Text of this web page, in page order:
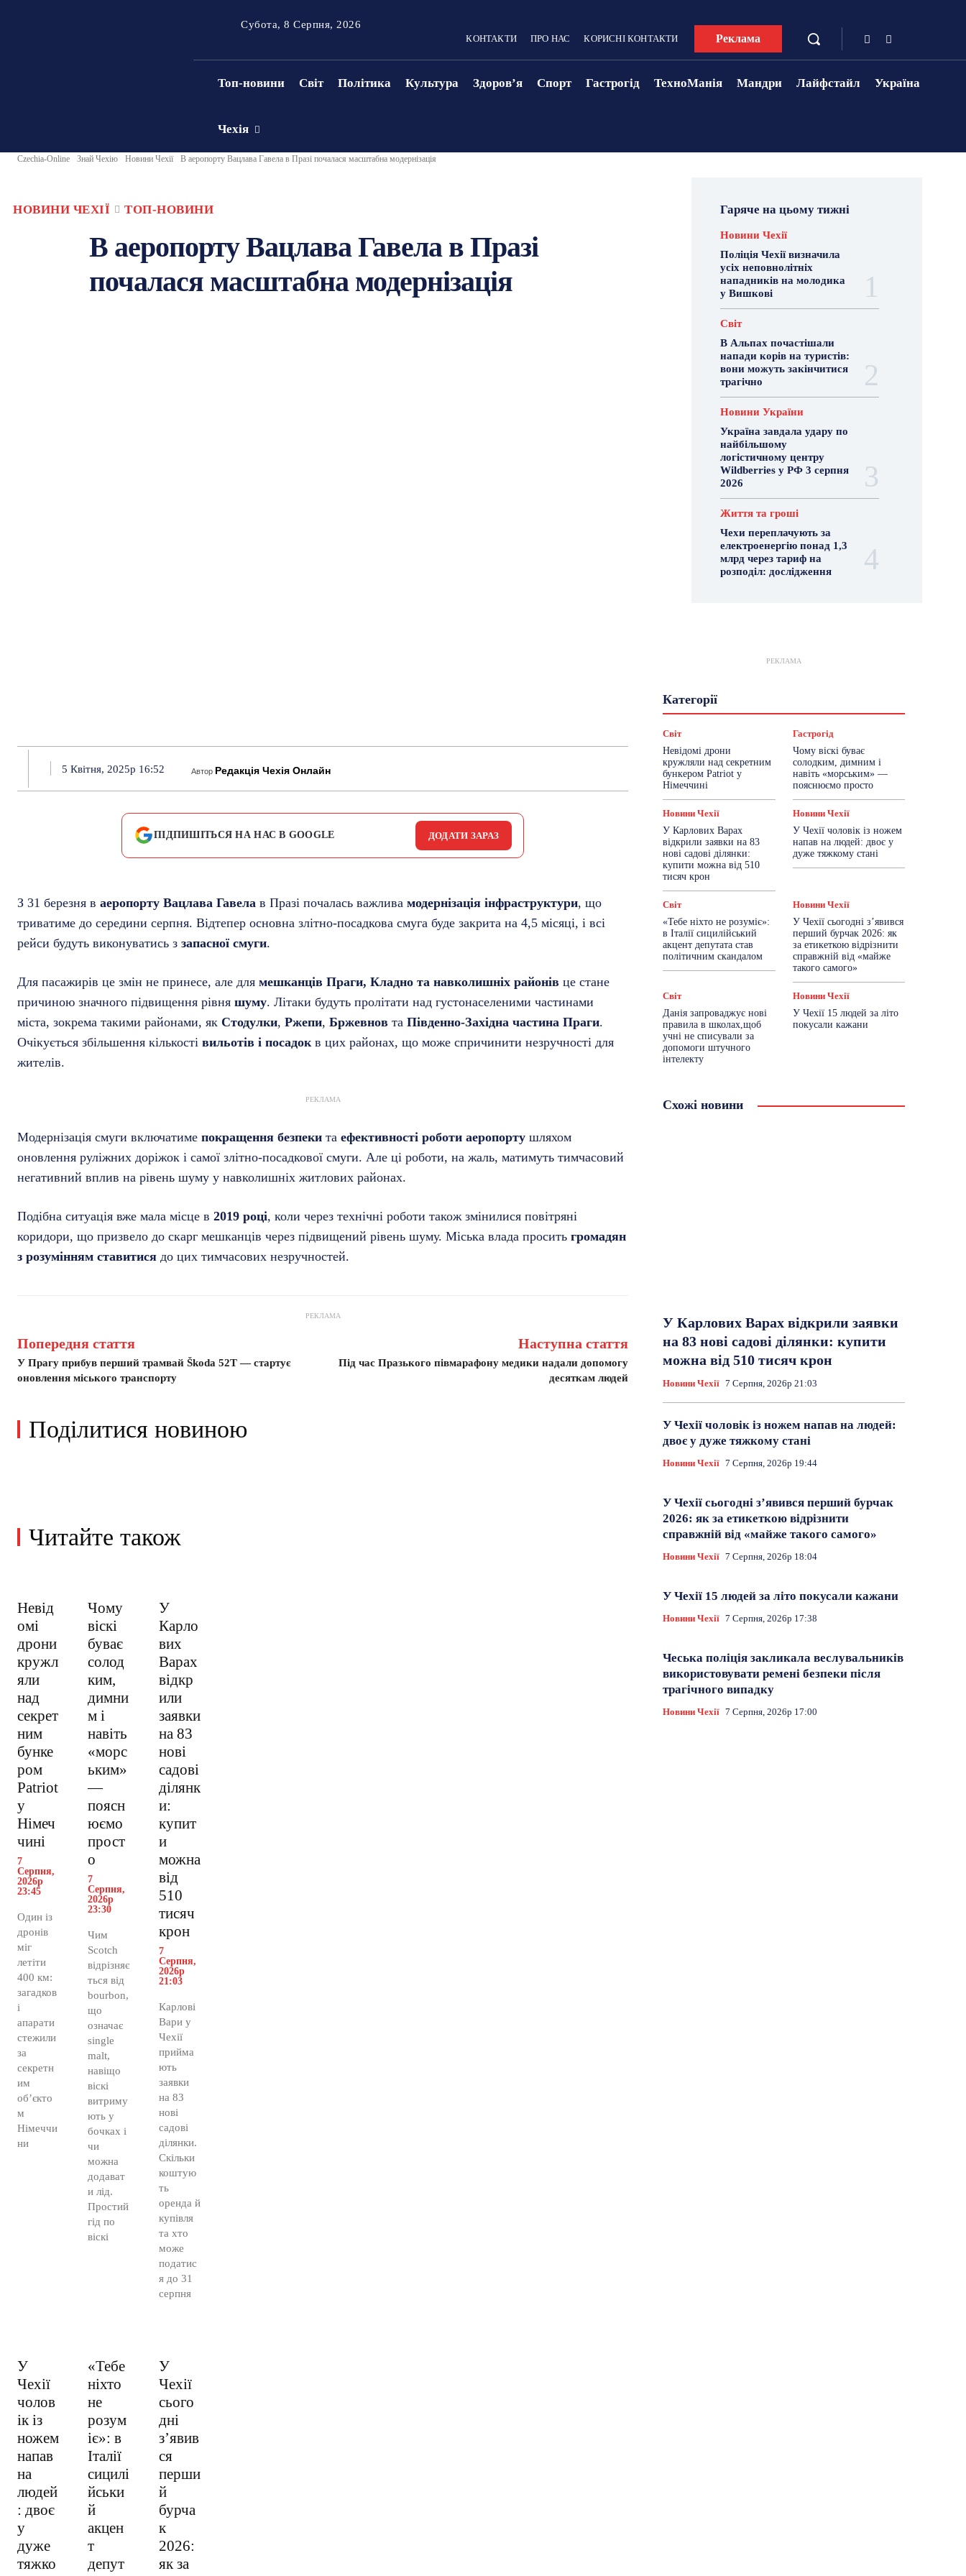
Субота, 8 Серпня, 2026
КОНТАКТИ ПРО НАС КОРИСНІ КОНТАКТИ Реклама
Топ-новини Світ Політика Культура Здоровʼя Спорт Гастрогід ТехноМанія Мандри Лайфстайл Україна
Чехія
Czechia-Online Знай Чехію Новини Чехії В аеропорту Вацлава Гавела в Празі почалася масштабна модернізація
НОВИНИ ЧЕХІЇ ТОП-НОВИНИ
В аеропорту Вацлава Гавела в Празі
почалася масштабна модернізація
5 Квітня, 2025р 16:52 Автор Редакція Чехія Онлайн
ПІДПИШІТЬСЯ НА НАС В GOOGLE ДОДАТИ ЗАРАЗ
З 31 березня в аеропорту Вацлава Гавела в Празі почалась важлива модернізація інфраструктури, що
триватиме до середини серпня. Відтепер основна злітно-посадкова смуга буде закрита на 4,5 місяці, і всі
рейси будуть виконуватись з запасної смуги.
Для пасажирів це змін не принесе, але для мешканців Праги, Кладно та навколишніх районів це стане
причиною значного підвищення рівня шуму. Літаки будуть пролітати над густонаселеними частинами
міста, зокрема такими районами, як Стодулки, Ржепи, Бржевнов та Південно-Західна частина Праги.
Очікується збільшення кількості вильотів і посадок в цих районах, що може спричинити незручності для
жителів.
РЕКЛАМА
Модернізація смуги включатиме покращення безпеки та ефективності роботи аеропорту шляхом
оновлення руліжних доріжок і самої злітно-посадкової смуги. Але ці роботи, на жаль, матимуть тимчасовий
негативний вплив на рівень шуму у навколишніх житлових районах.
Подібна ситуація вже мала місце в 2019 році, коли через технічні роботи також змінилися повітряні
коридори, що призвело до скарг мешканців через підвищений рівень шуму. Міська влада просить громадян
з розумінням ставитися до цих тимчасових незручностей.
РЕКЛАМА
Попередня стаття
У Прагу прибув перший трамвай Škoda 52T — стартує
оновлення міського транспорту
Наступна стаття
Під час Празького півмарафону медики надали допомогу
десяткам людей
Поділитися новиною
Читайте також
Невід
омі
дрони
кружл
яли
над
секрет
ним
бунке
ром
Patriot
у
Німеч
чині
7
Серпня,
2026р
23:45
Один із
дронів
міг
летіти
400 км:
загадков
і
апарати
стежили
за
секретн
им
об’єкто
м
Німеччи
ни
Чому
віскі
буває
солод
ким,
димни
м і
навіть
«морс
ьким»
—
поясн
юємо
прост
о
7
Серпня,
2026р
23:30
Чим
Scotch
відрізняє
ться від
bourbon,
що
означає
single
malt,
навіщо
віскі
витриму
ють у
бочках і
чи
можна
додават
и лід.
Простий
гід по
віскі
У
Карло
вих
Варах
відкр
или
заявки
на 83
нові
садові
ділянк
и:
купит
и
можна
від
510
тисяч
крон
7
Серпня,
2026р
21:03
Карлові
Вари у
Чехії
прийма
ють
заявки
на 83
нові
садові
ділянки.
Скільки
коштую
ть
оренда й
купівля
та хто
може
податис
я до 31
серпня
У
Чехії
чолов
ік із
ножем
напав
на
людей
: двоє
у
дуже
тяжко
«Тебе
ніхто
не
розум
іє»: в
Італії
сицилі
йськи
й
акцен
т
депут
У
Чехії
сього
дні
з’явив
ся
перши
й
бурча
к
2026:
як за
Гаряче на цьому тижні
Новини Чехії
Поліція Чехії визначила
усіх неповнолітніх
нападників на молодика
у Вишкові
Світ
В Альпах почастішали
напади корів на туристів:
вони можуть закінчитися
трагічно
Новини України
Україна завдала удару по
найбільшому
логістичному центру
Wildberries у РФ 3 серпня
2026
Життя та гроші
Чехи переплачують за
електроенергію понад 1,3
млрд через тариф на
розподіл: дослідження
РЕКЛАМА
КатегоріїГастрогід
Знай Чехію
Новини Чехії
Політика
Робота
Сад та город
Світ
Спорт ТехноМанія
Топ-новини
Фоторепортаж
Більше
Світ
Невідомі дрони
кружляли над секретним
бункером Patriot у
Німеччині
Гастрогід
Чому віскі буває
солодким, димним і
навіть «морським» —
пояснюємо просто
Новини Чехії
У Карлових Варах
відкрили заявки на 83
нові садові ділянки:
купити можна від 510
тисяч крон
Новини Чехії
У Чехії чоловік із ножем
напав на людей: двоє у
дуже тяжкому стані
Світ
«Тебе ніхто не розуміє»:
в Італії сицилійський
акцент депутата став
політичним скандалом
Новини Чехії
У Чехії сьогодні з’явився
перший бурчак 2026: як
за етикеткою відрізнити
справжній від «майже
такого самого»
Світ
Данія запроваджує нові
правила в школах,щоб
учні не списували за
допомоги штучного
інтелекту
Новини Чехії
У Чехії 15 людей за літо
покусали кажани
Схожі новини
У Карлових Варах відкрили заявки
на 83 нові садові ділянки: купити
можна від 510 тисяч крон
Новини Чехії 7 Серпня, 2026р 21:03
У Чехії чоловік із ножем напав на людей:
двоє у дуже тяжкому стані
Новини Чехії 7 Серпня, 2026р 19:44
У Чехії сьогодні з’явився перший бурчак
2026: як за етикеткою відрізнити
справжній від «майже такого самого»
Новини Чехії 7 Серпня, 2026р 18:04
У Чехії 15 людей за літо покусали кажани
Новини Чехії 7 Серпня, 2026р 17:38
Чеська поліція закликала веслувальників
використовувати ремені безпеки після
трагічного випадку
Новини Чехії 7 Серпня, 2026р 17:00